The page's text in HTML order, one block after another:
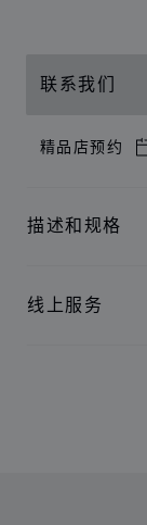
联系我们
精品店预约
描述和规格
线上服务